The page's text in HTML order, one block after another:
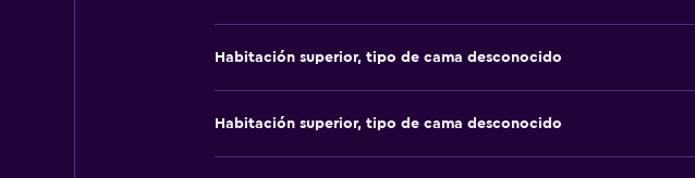
Habitación superior, tipo de cama desconocido
Habitación superior, tipo de cama desconocido